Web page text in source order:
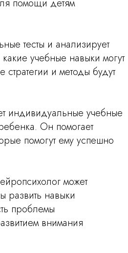
помощи детям
тесты и анализирует
учебные навыки могут
и методы будут
индивидуальные учебные
Он помогает
помогут ему успешно
может
развить навыки
проблемы
внимания